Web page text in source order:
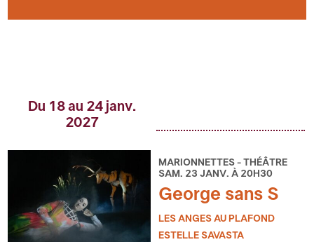
Du 18 au 24 janv.
2027
MARIONNETTES - THÉÂTRE
SAM. 23 JANV. À 20H30
George sans S
LES ANGES AU PLAFOND
ESTELLE SAVASTA